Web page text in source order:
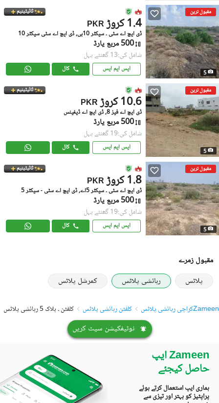
مقبول ترین
5
ٹائیٹینیم
PKR 1.4 کروڑ
ڈی ایچ اے سٹی ۔ سیکٹر 10بی, ڈی ایچ اے سٹی سیکٹر 10
500 مربع یارڈ
شامل کی:13 گھنٹے پہل
ایس ایم ایس کال
مقبول ترین
5
ٹائیٹینیم
PKR 10.6 کروڑ
ڈی ایچ اے فیز 8, ڈی ایچ اے ڈیفینس
500 مربع یارڈ
شامل کی:19 گھنٹے پہل
ایس ایم ایس کال
مقبول ترین
5
ٹائیٹینیم
PKR 1.8 کروڑ
ڈی ایچ اے سٹی ۔ سیکٹر 5اے, ڈی ایچ اے سٹی - سیکٹر 5
500 مربع یارڈ
شامل کی:19 گھنٹے پہل
ایس ایم ایس کال
مقبول زمرے
پلاٹس
رہائشی پلاٹس کمرشل پلاٹس
Zameenکراچی رہائشی پلاٹس کلفٹن رہائشی پلاٹس کلفٹن ۔ بلاک 5 رہائشی پلاٹس
نوٹیفکیشن سیٹ کریں
Zameen ایپ
حاصل کیجئے
ہماری ایپ استعمال کرتے ہوئے
پراپٹیز کو بہتر اور تیزی سے